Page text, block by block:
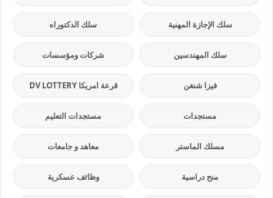
سلك الإجازة المهنية سلك الدكتوراه
سلك المهندسين شركات ومؤسسات
فيزا شنغن قرعة امريكا DV LOTTERY
مستجدات مستجدات التعليم
مسلك الماستر معاهد و جامعات
منح دراسية وظائف عسكرية